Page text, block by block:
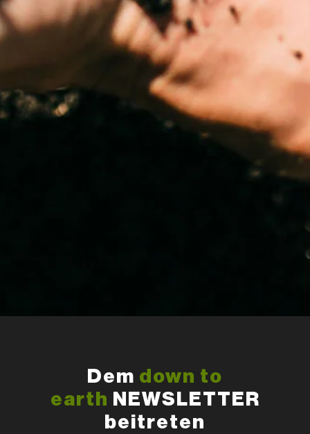
Dem down to
earth NEWSLETTER
beitreten